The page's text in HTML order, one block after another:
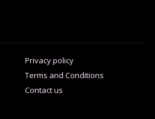
Privacy policy
Terms and Conditions
Contact us